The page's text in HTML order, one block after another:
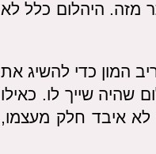
מזה. היהלום כלל לא
המון כדי להשיג את
שייך לו. כאילו
לא איבד חלק מעצמו,